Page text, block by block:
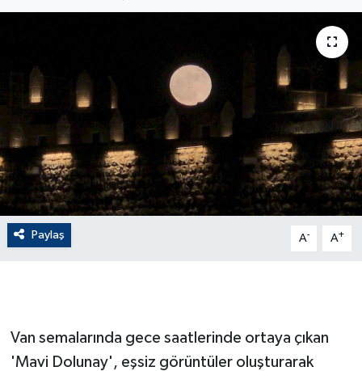
Paylaş A- A+
Van semalarında gece saatlerinde ortaya çıkan
'Mavi Dolunay', eşsiz görüntüler oluşturarak
EKONOMİ
English News
Finans
Flaş Haber
GÜNDEM